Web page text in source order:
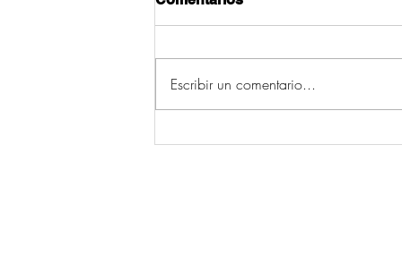
Escribir un comentario...